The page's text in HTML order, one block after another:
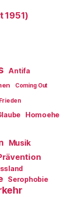
1951)
Antifa
Coming Out
Frieden
Homoehe
Musik
Serophobie